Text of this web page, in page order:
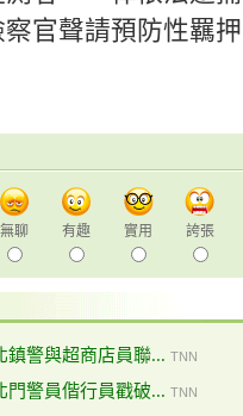
官聲請預防性羈
無聊 有趣 實用 誇張
警與超商店員聯... TNN
警員偕行員戳破... TNN